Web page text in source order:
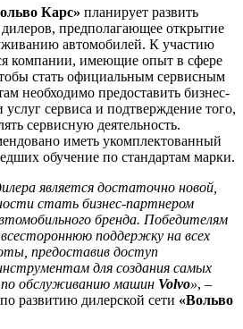
Карс» планирует развить
предполагающее открытие
автомобилей. К участию
компании, имеющие опыт в сфере
стать официальным сервисным
необходимо предоставить бизнес-
сервиса и подтверждение того,
сервисную деятельность.
иметь укомплектованный
обучение по стандартам марки.
является достаточно новой,
стать бизнес-партнером
бренда. Победителям
поддержку на всех
предоставив доступ
для создания самых
по обслуживанию машин Volvo», –
развитию дилерской сети «Вольво